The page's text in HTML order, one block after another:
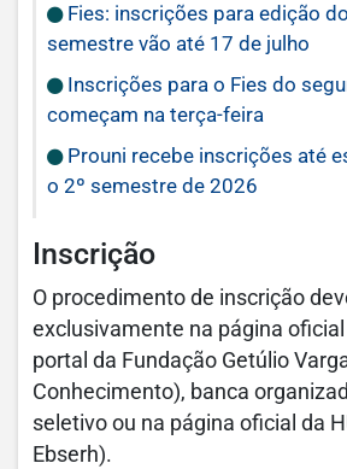
Fies: inscrições para edição
semestre vão até 17 de julho
Inscrições para o Fies do
começam na terça-feira
Prouni recebe inscrições até
o 2º semestre de 2026
Inscrição
O procedimento de inscrição
exclusivamente na página
portal da Fundação Getúlio
Conhecimento), banca
seletivo ou na página oficial da
Ebserh).